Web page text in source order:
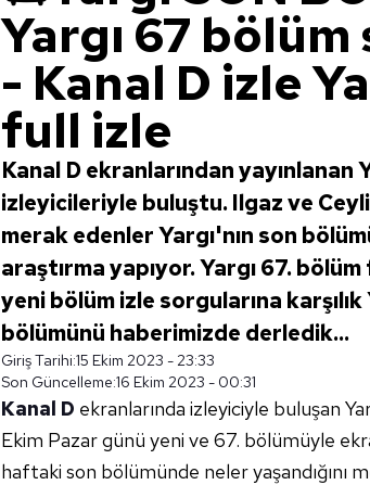
Yargı 67
- Kanal D izle
full izle
Kanal D ekranlarından yayınlanan
izleyicileriyle buluştu. Ilgaz ve
merak edenler Yargı'nın son
araştırma yapıyor. Yargı 67.
yeni bölüm izle sorgularına
bölümünü haberimizde derledik...
Giriş Tarihi:15 Ekim 2023 - 23:33
Son Güncelleme:16 Ekim 2023 - 00:31
Kanal D ekranlarında izleyiciyle buluşan
Ekim Pazar günü yeni ve 67. bölümüyle
haftaki son bölümünde neler yaşandığını